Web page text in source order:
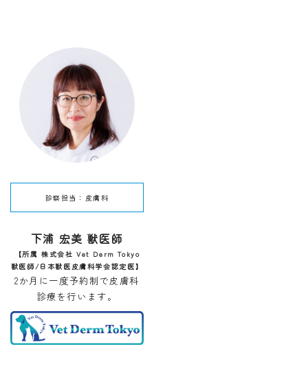
診察担当： 皮膚科
下浦 宏美 獣医師
【所属 株式会社 Vet Derm Tokyo
獣医師/日本獣医皮膚科学会認定医】
2か月に一度予約制で皮膚科
診療を行います。